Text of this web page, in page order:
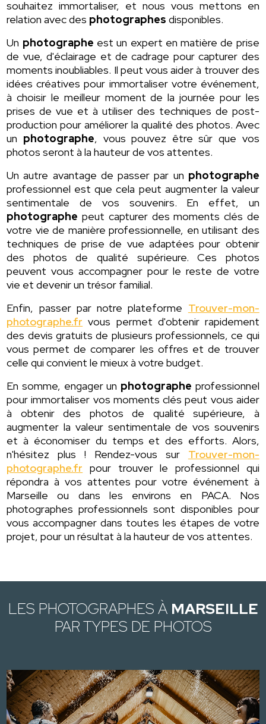
souhaitez immortaliser, et nous vous mettons en
relation avec des photographes disponibles.
Un photographe est un expert en matière de prise
de vue, d'éclairage et de cadrage pour capturer des
moments inoubliables. Il peut vous aider à trouver des
idées créatives pour immortaliser votre événement,
à choisir le meilleur moment de la journée pour les
prises de vue et à utiliser des techniques de post-
production pour améliorer la qualité des photos. Avec
un photographe, vous pouvez être sûr que vos
photos seront à la hauteur de vos attentes.
Un autre avantage de passer par un photographe
professionnel est que cela peut augmenter la valeur
sentimentale de vos souvenirs. En effet, un
photographe peut capturer des moments clés de
votre vie de manière professionnelle, en utilisant des
techniques de prise de vue adaptées pour obtenir
des photos de qualité supérieure. Ces photos
peuvent vous accompagner pour le reste de votre
vie et devenir un trésor familial.
Enfin, passer par notre plateforme Trouver-mon-
photographe.fr vous permet d'obtenir rapidement
des devis gratuits de plusieurs professionnels, ce qui
vous permet de comparer les offres et de trouver
celle qui convient le mieux à votre budget.
En somme, engager un photographe professionnel
pour immortaliser vos moments clés peut vous aider
à obtenir des photos de qualité supérieure, à
augmenter la valeur sentimentale de vos souvenirs
et à économiser du temps et des efforts. Alors,
n'hésitez plus ! Rendez-vous sur Trouver-mon-
photographe.fr pour trouver le professionnel qui
répondra à vos attentes pour votre événement à
Marseille ou dans les environs en PACA. Nos
photographes professionnels sont disponibles pour
vous accompagner dans toutes les étapes de votre
projet, pour un résultat à la hauteur de vos attentes.
LES PHOTOGRAPHES À MARSEILLE
PAR TYPES DE PHOTOS